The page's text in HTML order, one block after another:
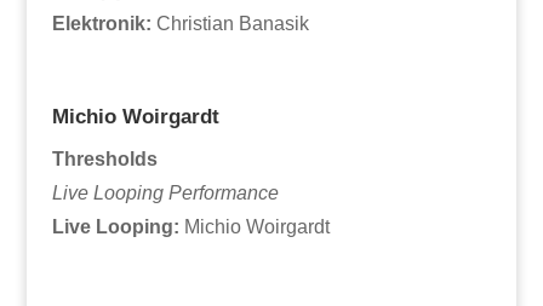
Elektronik: Christian Banasik
Michio Woirgardt
Thresholds
Live Looping Performance
Live Looping: Michio Woirgardt